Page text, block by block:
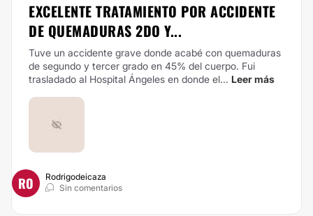
EXCELENTE TRATAMIENTO POR ACCIDENTE
DE QUEMADURAS 2DO Y...
Tuve un accidente grave donde acabé con quemaduras
de segundo y tercer grado en 45% del cuerpo. Fui
trasladado al Hospital Ángeles en donde el... Leer más
RO
Rodrigodeicaza
Sin comentarios